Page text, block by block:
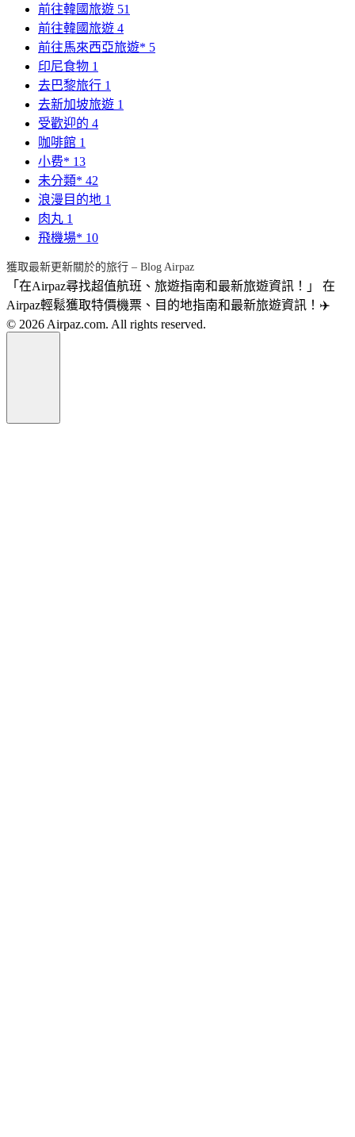
前往韓國旅遊 51
前往韓國旅遊 4
前往馬來西亞旅遊* 5
印尼食物 1
去巴黎旅行 1
去新加坡旅遊 1
受歡迎的 4
咖啡館 1
小费* 13
未分類* 42
浪漫目的地 1
肉丸 1
飛機場* 10
獲取最新更新關於的旅行 – Blog Airpaz
「在Airpaz尋找超值航班、旅遊指南和最新旅遊資訊！」 在
Airpaz輕鬆獲取特價機票、目的地指南和最新旅遊資訊！✈️
© 2026 Airpaz.com. All rights reserved.